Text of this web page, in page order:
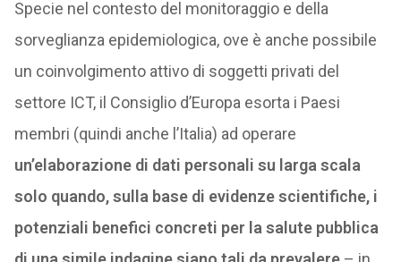
Specie nel contesto del monitoraggio e della
sorveglianza epidemiologica, ove è anche possibile
un coinvolgimento attivo di soggetti privati del
settore ICT, il Consiglio d’Europa esorta i Paesi
membri (quindi anche l’Italia) ad operare
un’elaborazione di dati personali su larga scala
solo quando, sulla base di evidenze scientifiche, i
potenziali benefici concreti per la salute pubblica